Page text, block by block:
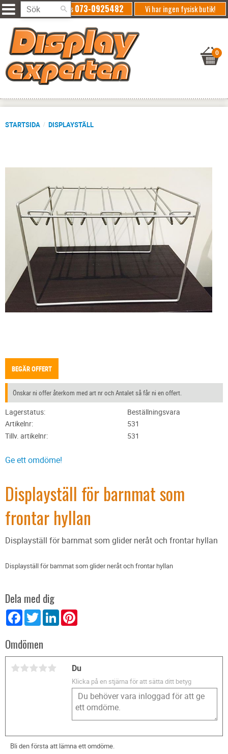
Vi har ingen fysisk butik!
Ring oss073-0925482
STARTSIDA DISPLAYSTÄLL
BEGÄR OFFERT
Önskar ni offer återkom med art nr och Antalet så får ni en offert.
Lagerstatus
Beställningsvara
Artikelnr
531
Tillv. artikelnr
531
Ge ett omdöme!
Displayställ för barnmat som
frontar hyllan
Displayställ för barnmat som glider neråt och frontar hyllan
Displayställ för barnmat som glider neråt och frontar hyllan
Dela med dig
FacebookTwitter LinkedIn
Omdömen
Du
Klicka på en stjärna för att sätta ditt betyg
Bli den första att lämna ett omdöme.